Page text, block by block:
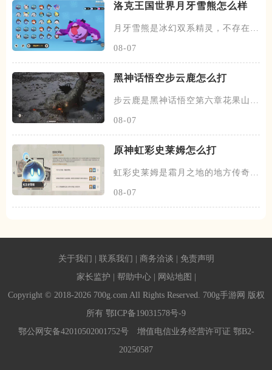
洛克王国世界月牙雪熊怎么样
月牙雪熊是冰幻双系精灵，不存在进
08-07
黑神话悟空步云鹿怎么打
步云鹿是黑神话悟空第六章花果山见
08-07
原神虹彩史莱姆怎么打
虹彩史莱姆是霜月之地的地方传奇之
08-07
关于我们 联系我们 商务洽谈
免责声明
家长监护
帮助中心 网站地图
Copyright © 2018-2026 700g.com All Rights Reserved. 700g手游网 版权
所有 鄂ICP备19031578号-9
鄂公网安备42010502001752号增值电信业务经营许可证 鄂B2-
20250587